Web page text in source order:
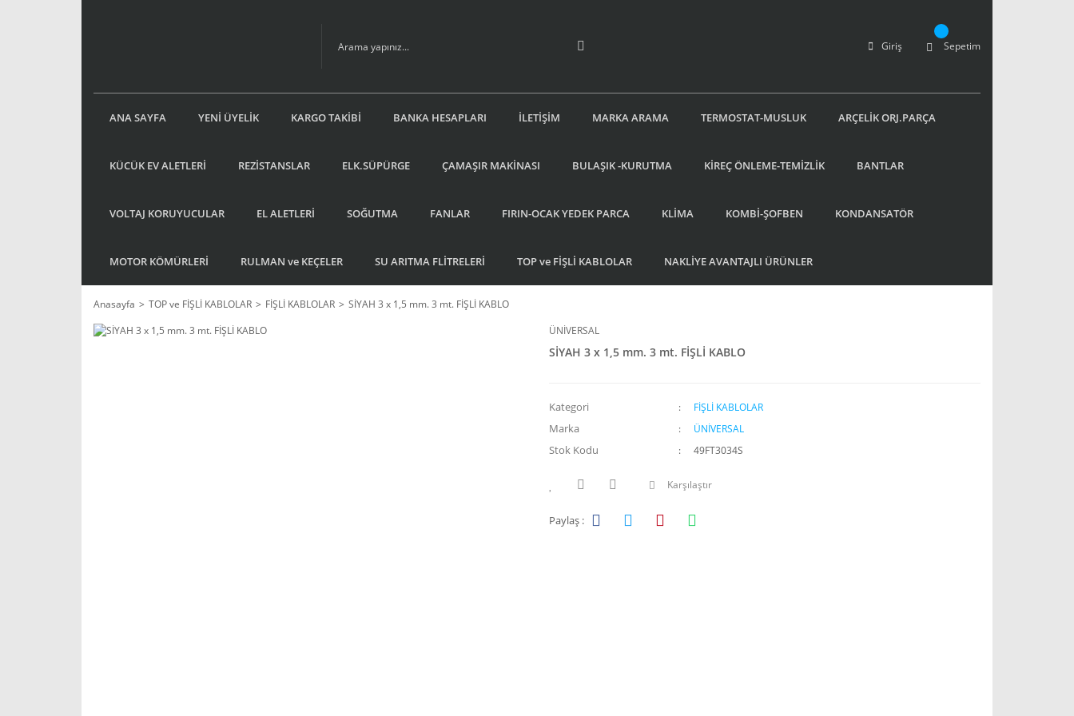
Giriş Sepetim
ANA SAYFA YENİ ÜYELİK KARGO TAKİBİ BANKA HESAPLARI İLETİŞİM MARKA ARAMA TERMOSTAT-MUSLUK ARÇELİK ORJ.PARÇA
KÜCÜK EV ALETLERİ REZİSTANSLAR ELK.SÜPÜRGE ÇAMAŞIR MAKİNASI BULAŞIK -KURUTMA KİREÇ ÖNLEME-TEMİZLİK BANTLAR
VOLTAJ KORUYUCULAR EL ALETLERİ SOĞUTMA FANLAR FIRIN-OCAK YEDEK PARCA KLİMA KOMBİ-ŞOFBEN KONDANSATÖR
MOTOR KÖMÜRLERİ RULMAN ve KEÇELER SU ARITMA FLİTRELERİ TOP ve FİŞLİ KABLOLAR NAKLİYE AVANTAJLI ÜRÜNLER
Anasayfa TOP ve FİŞLİ KABLOLAR FİŞLİ KABLOLAR
SİYAH 3 x 1,5 mm. 3 mt. FİŞLİ KABLO
ÜNİVERSAL
SİYAH 3 x 1,5 mm. 3 mt. FİŞLİ KABLO
Kategori FİŞLİ KABLOLAR
Marka ÜNİVERSAL
Stok Kodu 49FT3034S
Karşılaştır
Paylaş :